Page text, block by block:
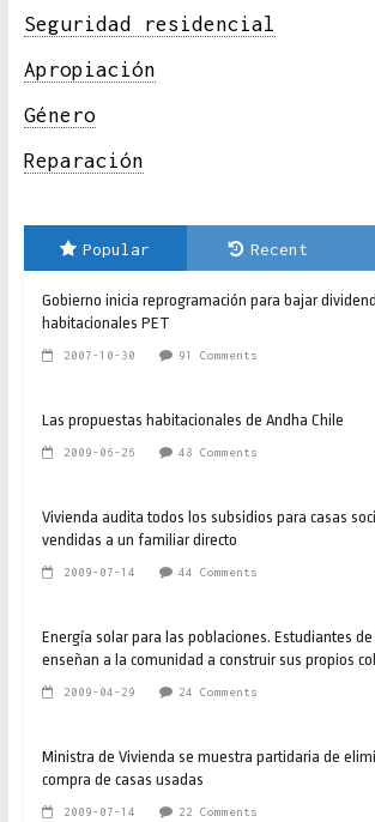
Seguridad residencial
Apropiación
Género
Reparación
Popular Recent
Gobierno inicia reprogramación para bajar
habitacionales PET
2007-10-30 91 Comments
Las propuestas habitacionales de Andha Chile
2009-06-26 48 Comments
Vivienda audita todos los subsidios para casas
vendidas a un familiar directo
2009-07-14 44 Comments
Energía solar para las poblaciones. Estudiantes de
enseñan a la comunidad a construir sus propios
2009-04-29 24 Comments
Ministra de Vivienda se muestra partidaria de
compra de casas usadas
2009-07-14 22 Comments